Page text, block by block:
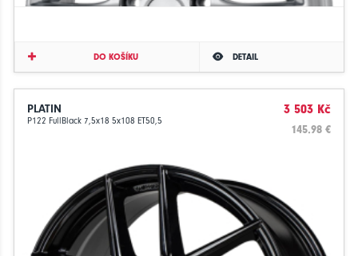
DO KOŠÍKU DETAIL
PLATIN
P122 FullBlack 7,5x18 5x108 ET50,5
3 503 Kč
145.98 €